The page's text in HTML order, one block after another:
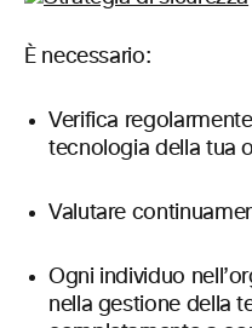
È necessario:
Verifica
tecnologia della tua
Valutare
Ogni individuo
nella gestione della